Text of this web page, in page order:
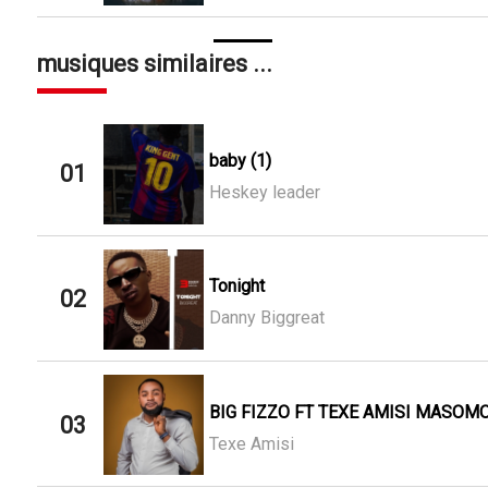
musiques similaires ...
01
baby (1)
Heskey leader
02
Tonight
Danny Biggreat
03
BIG FIZZO FT TEXE AMISI
Texe Amisi